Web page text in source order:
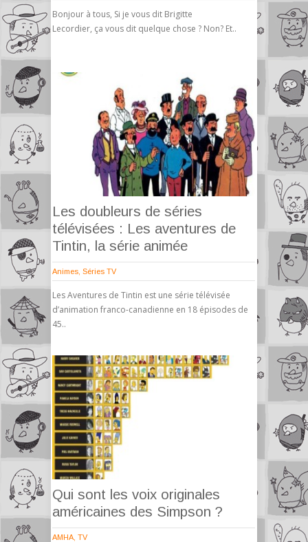
Bonjour à tous, Si je vous dit Brigitte
Lecordier, ça vous dit quelque chose ? Non? Et..
Les doubleurs de séries
télévisées : Les aventures de
Tintin, la série animée
Animes Séries TV
Les Aventures de Tintin est une série télévisée
d’animation franco-canadienne en 18 épisodes de
45..
Qui sont les voix originales
américaines des Simpson ?
AMHA TV